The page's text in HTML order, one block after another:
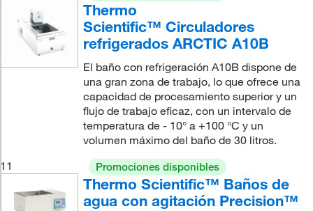
Thermo
Scientific™ Circuladores
refrigerados ARCTIC A10B
El baño con refrigeración A10B dispone de
una gran zona de trabajo, lo que ofrece una
capacidad de procesamiento superior y un
flujo de trabajo eficaz, con un intervalo de
temperatura de - 10° a +100 °C y un
volumen máximo del baño de 30 litros.
11
Promociones disponibles
Thermo Scientific™ Baños de
agua con agitación Precision™